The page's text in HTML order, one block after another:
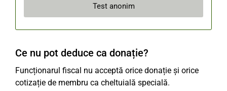
Test anonim
Ce nu pot deduce ca donație?
Funcționarul fiscal nu acceptă orice donație și orice
cotizație de membru ca cheltuială specială.